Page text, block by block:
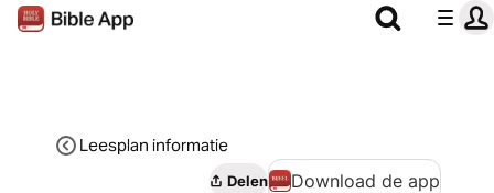
Leesplan informatie
Delen Download de app